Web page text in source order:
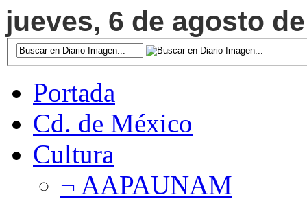
jueves, 6 de agosto
Portada
Cd. de México
Cultura
¬ AAPAUNAM